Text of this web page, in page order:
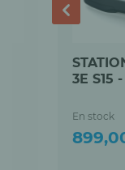
3E S15
En stock
Prix